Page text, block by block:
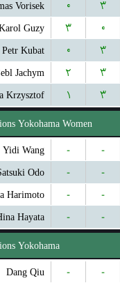
Vorisek
۰ ۳
Guzy
۳ ۰
Petr Kubat
۰ ۳
Jachym
۲ ۳
Krzysztof
۱ ۳
Yokohama Women
Yidi Wang - -
Odo
- -
Harimoto
- -
Hayata
- -
Yokohama
Dang Qiu - -